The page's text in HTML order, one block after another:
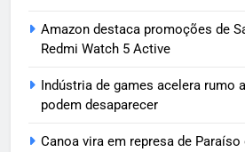
Amazon destaca promoções de
Redmi Watch 5 Active
Indústria de games acelera rumo
podem desaparecer
Canoa vira em represa de